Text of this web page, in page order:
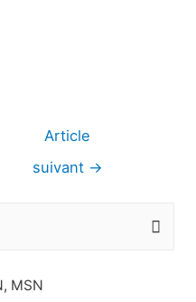
Article
suivant →